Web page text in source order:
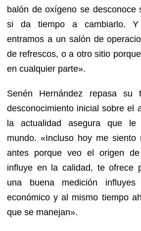
balón de oxígeno se desconoce
si da tiempo a cambiarlo.
entramos a un salón de
de refrescos, o a otro sitio
en cualquier parte».
Senén Hernández repasa su
desconocimiento inicial sobre el
la actualidad asegura que
mundo. «Incluso hoy me siento
antes porque veo el origen
influye en la calidad, te ofrece
una buena medición
económico y al mismo tiempo
que se manejan».